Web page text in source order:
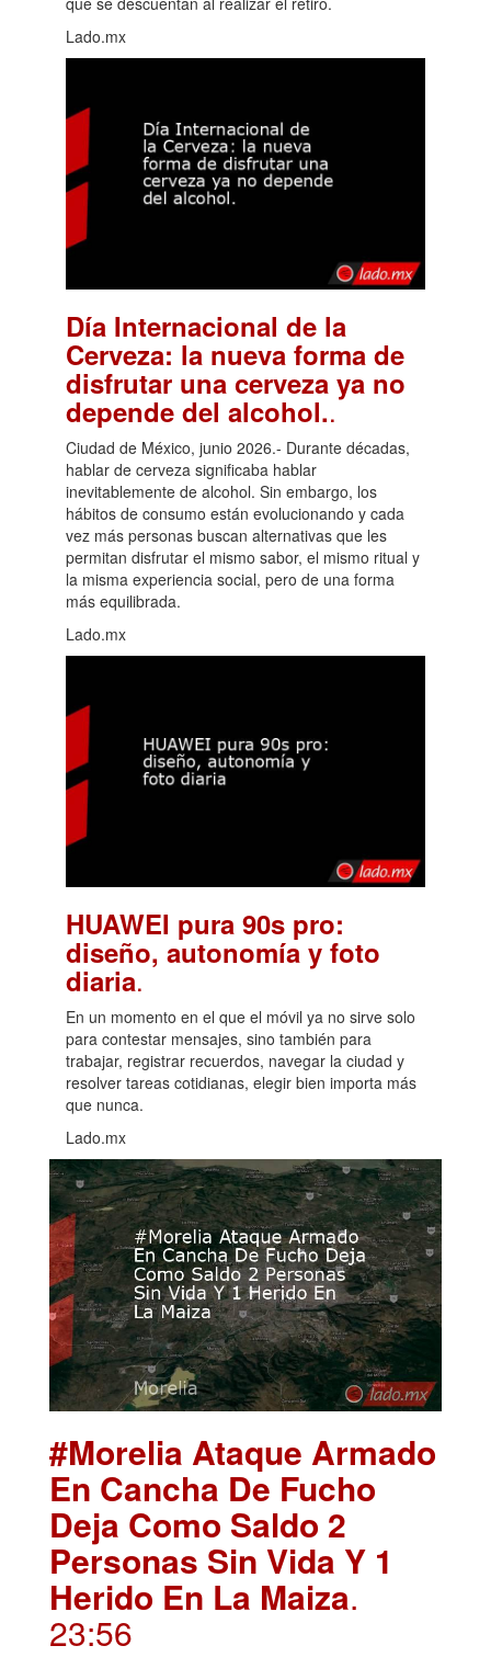
Lado.mx
Día Internacional de la
Cerveza: la nueva forma de
disfrutar una cerveza ya no
depende del alcohol..
Ciudad de México, junio 2026.- Durante décadas,
hablar de cerveza significaba hablar
inevitablemente de alcohol. Sin embargo, los
hábitos de consumo están evolucionando y cada
vez más personas buscan alternativas que les
permitan disfrutar el mismo sabor, el mismo ritual y
la misma experiencia social, pero de una forma
más equilibrada.
Lado.mx
HUAWEI pura 90s pro:
diseño, autonomía y foto
diaria.
En un momento en el que el móvil ya no sirve solo
para contestar mensajes, sino también para
trabajar, registrar recuerdos, navegar la ciudad y
resolver tareas cotidianas, elegir bien importa más
que nunca.
Lado.mx
#Morelia Ataque Armado
En Cancha De Fucho
Deja Como Saldo 2
Personas Sin Vida Y 1
Herido En La Maiza.
23:56